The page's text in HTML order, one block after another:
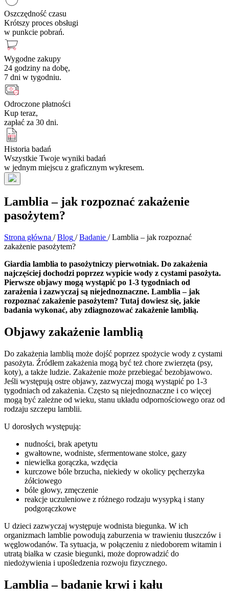
Oszczędność czasu
Krótszy proces obsługi
w punkcie pobrań.
Wygodne zakupy
24 godziny na dobę,
7 dni w tygodniu.
Odroczone płatności
Kup teraz,
zapłać za 30 dni.
Historia badań
Wszystkie Twoje wyniki badań
w jednym miejscu z graficznym wykresem.
Lamblia – jak rozpoznać zakażenie
pasożytem?
Strona główna / Blog / Badanie / Lamblia – jak rozpoznać
zakażenie pasożytem?
Giardia lamblia to pasożytniczy pierwotniak. Do zakażenia
najczęściej dochodzi poprzez wypicie wody z cystami pasożyta.
Pierwsze objawy mogą wystąpić po 1-3 tygodniach od
zarażenia i zazwyczaj są niejednoznaczne. Lamblia – jak
rozpoznać zakażenie pasożytem? Tutaj dowiesz się, jakie
badania wykonać, aby zdiagnozować zakażenie lamblią.
Objawy zakażenie lamblią
Do zakażenia lamblią może dojść poprzez spożycie wody z cystami
pasożyta. Źródłem zakażenia mogą być też chore zwierzęta (psy,
koty), a także ludzie. Zakażenie może przebiegać bezobjawowo.
Jeśli występują ostre objawy, zazwyczaj mogą wystąpić po 1-3
tygodniach od zakażenia. Często są niejednoznaczne i co więcej
mogą być zależne od wieku, stanu układu odpornościowego oraz od
rodzaju szczepu lamblii.
U dorosłych występują:
nudności, brak apetytu
gwałtowne, wodniste, sfermentowane stolce, gazy
niewielka gorączka, wzdęcia
kurczowe bóle brzucha, niekiedy w okolicy pęcherzyka
żółciowego
bóle głowy, zmęczenie
reakcje uczuleniowe z różnego rodzaju wysypką i stany
podgorączkowe
U dzieci zazwyczaj występuje wodnista biegunka. W ich
organizmach lamblie powodują zaburzenia w trawieniu tłuszczów i
węglowodanów. Ta sytuacja, w połączeniu z niedoborem witamin i
utratą białka w czasie biegunki, może doprowadzić do
niedożywienia i upośledzenia rozwoju fizycznego.
Lamblia – badanie krwi i kału